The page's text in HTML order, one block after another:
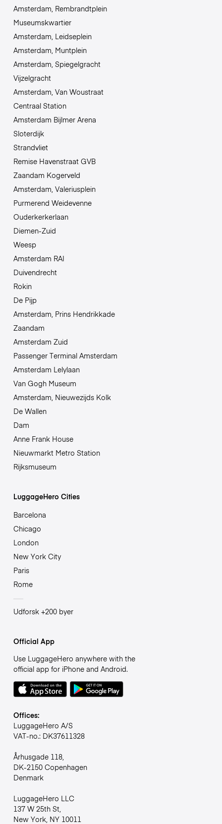
Amsterdam, Rembrandtplein
Museumskwartier
Amsterdam, Leidseplein
Amsterdam, Muntplein
Amsterdam, Spiegelgracht
Vijzelgracht
Amsterdam, Van Woustraat
Centraal Station
Amsterdam Bijlmer Arena
Sloterdijk
Strandvliet
Remise Havenstraat GVB
Zaandam Kogerveld
Amsterdam, Valeriusplein
Purmerend Weidevenne
Ouderkerkerlaan
Diemen-Zuid
Weesp
Amsterdam RAI
Duivendrecht
Rokin
De Pijp
Amsterdam, Prins Hendrikkade
Zaandam
Amsterdam Zuid
Passenger Terminal Amsterdam
Amsterdam Lelylaan
Van Gogh Museum
Amsterdam, Nieuwezijds Kolk
De Wallen
Dam
Anne Frank House
Nieuwmarkt Metro Station
Rijksmuseum
LuggageHero Cities
Barcelona
Chicago
London
New York City
Paris
Rome
Udforsk +200 byer
Official App
Use LuggageHero anywhere with the
official app for iPhone and Android.
Offices:
LuggageHero A/S
VAT-no.: DK37611328
Århusgade 118,
DK-2150 Copenhagen
Denmark
LuggageHero LLC
137 W 25th St,
New York, NY 10011